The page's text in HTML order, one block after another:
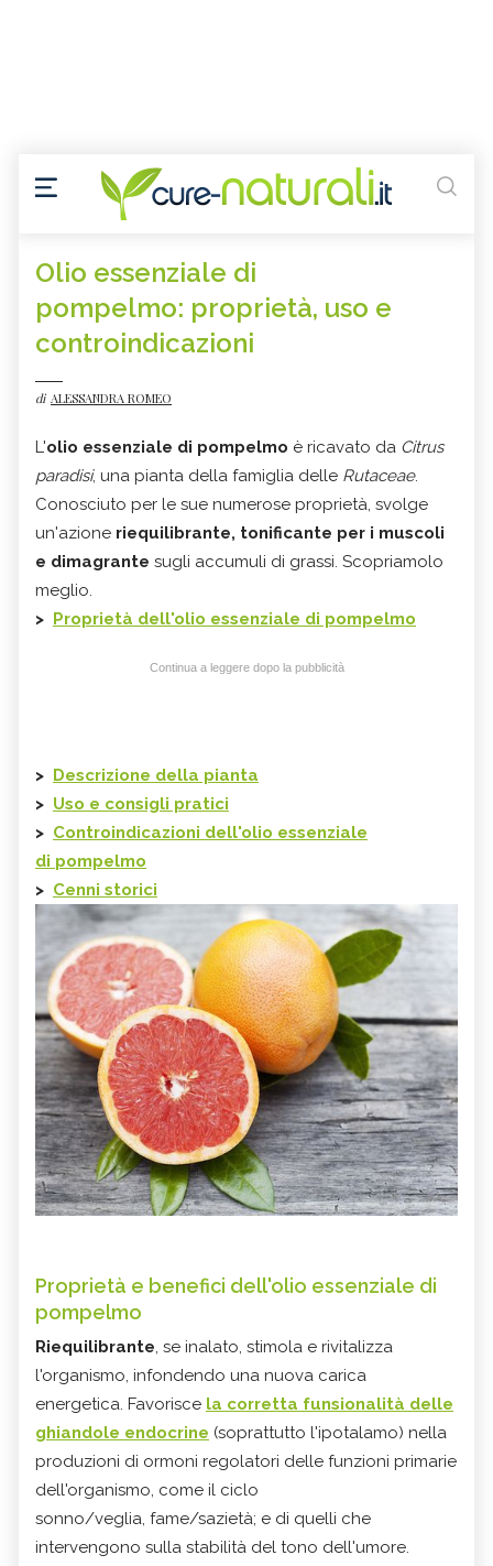
Olio essenziale di
pompelmo: proprietà, uso e
controindicazioni
di ALESSANDRA ROMEO
L'olio essenziale di pompelmo è ricavato da Citrus
paradisi, una pianta della famiglia delle Rutaceae.
Conosciuto per le sue numerose proprietà, svolge
un'azione riequilibrante, tonificante per i muscoli
e dimagrante sugli accumuli di grassi. Scopriamolo
meglio.
> Proprietà dell'olio essenziale di pompelmo
Continua a leggere dopo la pubblicità
> Descrizione della pianta
> Uso e consigli pratici
> Controindicazioni dell'olio essenziale
di pompelmo
> Cenni storici
Proprietà e benefici dell'olio essenziale di
pompelmo
Riequilibrante, se inalato, stimola e rivitalizza
l'organismo, infondendo una nuova carica
energetica. Favorisce la corretta funsionalità delle
ghiandole endocrine (soprattutto l'ipotalamo) nella
produzioni di ormoni regolatori delle funzioni primarie
dell'organismo, come il ciclo
sonno/veglia, fame/sazietà; e di quelli che
intervengono sulla stabilità del tono dell'umore.